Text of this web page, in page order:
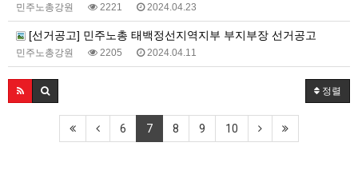
민주노총강원 2221 2024.04.23
[선거공고] 민주노총 태백정선지역지부 부지부장 선거공고
민주노총강원 2205 2024.04.11
정렬
6 7 8 9 10